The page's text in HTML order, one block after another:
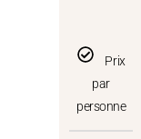
Prix
par
personne